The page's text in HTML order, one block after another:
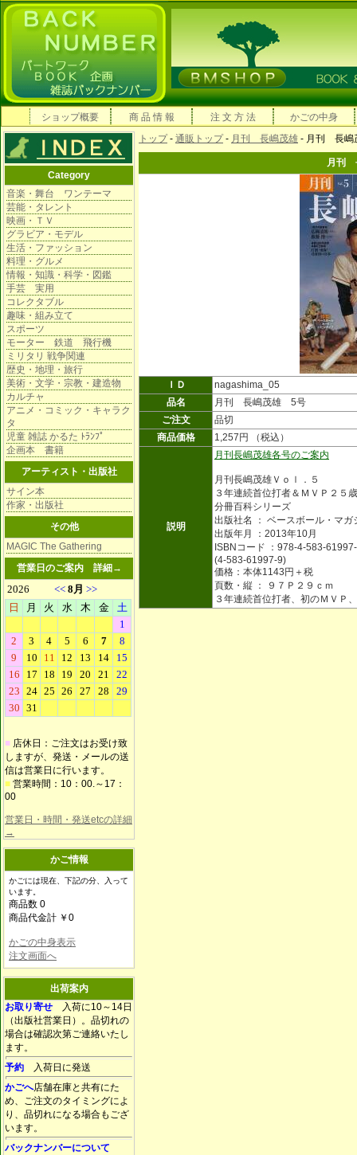
ショップ概要 商 品 情 報 注 文 方 法 かごの中身
Category
音楽・舞台 ワンテーマ
芸能・タレント
映画・ＴＶ
グラビア・モデル
生活・ファッション
料理・グルメ
情報・知識・科学・図鑑
手芸 実用
コレクタブル
趣味・組み立て
スポーツ
モーター 鉄道 飛行機
ミリタリ 戦争関連
歴史・地理・旅行
美術・文学・宗教・建造物
カルチャ
アニメ・コミック・キャラク
タ
児童 雑誌 かるた ﾄﾗﾝﾌﾟ
企画本 書籍
アーティスト・出版社
サイン本
作家・出版社
その他
MAGIC The Gathering
営業日のご案内 詳細→
■ 店休日：ご注文はお受け致
しますが、発送・メールの送
信は営業日に行います。
■ 営業時間：10：00.～17：
00
営業日・時間・発送etcの詳細
→
かご情報
かごには現在、下記の分、入って
います。
商品数 0
商品代金計 ￥0
かごの中身表示
注文画面へ
出荷案内
お取り寄せ 入荷に10～14日
（出版社営業日）。品切れの
場合は確認次第ご連絡いたし
ます。
予約 入荷日に発送
かごへ店舗在庫と共有にた
め、ご注文のタイミングによ
り、品切れになる場合もござ
います。
バックナンバーについて
トップ- 通販トップ- 月刊 長嶋茂雄 - 月刊 長
月刊
ＩＤ
nagashima_05
品名
月刊 長嶋茂雄 5号
ご注文
品切
商品価格
1,257円 （税込）
説明
月刊長嶋茂雄各号のご案内
月刊長嶋茂雄Ｖｏｌ．５
３年連続首位打者＆ＭＶＰ２５
分冊百科シリーズ
出版社名 ： ベースボール・マガ
出版年月 ：2013年10月
ISBNコード ：978-4-583-
(4-583-61997-9)
価格：本体1143円＋税
頁数・縦 ： ９７Ｐ２９ｃｍ
３年連続首位打者、初のＭＶＰ